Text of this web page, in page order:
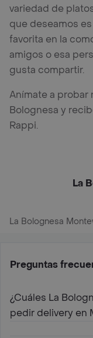
variedad de
que deseamos
favorita en la
amigos o esa
gusta compartir.
Anímate a probar
Bolognesa y
Rappi.
La
La Bolognesa
Preguntas
¿Cuáles La
pedir delivery en